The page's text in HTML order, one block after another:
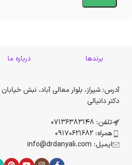
برندها درباره ما
آدرس: شیراز، بلوار معالی آباد، نبش
دکتر دانیالی
تلفن: 07136383148
همراه: 09170621682
ایمیل: info@drdanyali.com